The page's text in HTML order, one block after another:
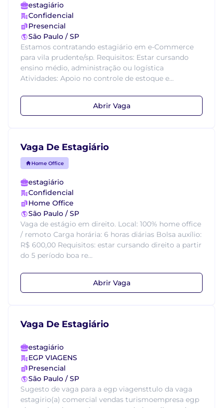
estagiário
Confidencial
Presencial
São Paulo / SP
Estamos contratando estagiário em e-Commerce
para vila prudente/sp. Requisitos: Estar cursando
ensino médio, administração ou logística
Atividades: Apoio no controle de estoque e...
Abrir Vaga
Vaga De Estagiário
Home Office
estagiário
Confidencial
Home Office
São Paulo / SP
Vaga de estágio em direito. Local: 100% home office
/ remoto Carga horária: 6 horas diárias Bolsa auxílio:
R$ 600,00 Requisitos: estar cursando direito a partir
do 5 período boa re...
Abrir Vaga
Vaga De Estagiário
estagiário
EGP VIAGENS
Presencial
São Paulo / SP
Sugesto de vaga para a egp viagensttulo da vaga
estagirio(a) comercial vendas turismoempresa egp